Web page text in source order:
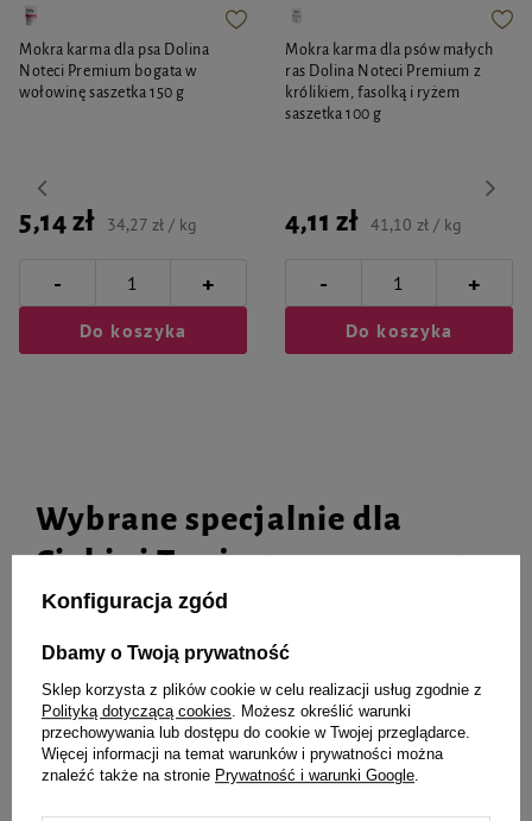
Mokra karma dla psa Dolina
Noteci Premium bogata w
wołowinę saszetka 150 g
5,14 zł 34,27 zł / kg
- +
Do koszyka
Mokra karma dla psów małych
ras Dolina Noteci Premium z
królikiem, fasolką i ryżem
saszetka 100 g
4,11 zł 41,10 zł / kg
- +
Do koszyka
Wybrane specjalnie dla
Ciebie i Twojego czworonoga
kapok kremowa 40 g
7,99 zł
Noteci Premium junior
jagnięcina 1 kg
26,77 zł 26,77 zł / kg
Konfiguracja zgód
Dbamy o Twoją prywatność
Sklep korzysta z plików cookie w celu realizacji usług zgodnie z
Polityką dotyczącą cookies. Możesz określić warunki
przechowywania lub dostępu do cookie w Twojej przeglądarce.
Więcej informacji na temat warunków i prywatności można
znaleźć także na stronie Prywatność i warunki Google.